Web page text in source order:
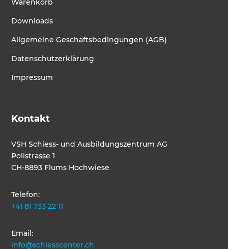
Warenkorb
Downloads
Allgemeine Geschäftsbedingungen (AGB)
Datenschutzerklärung
Impressum
Kontakt
VSH Schiess- und Ausbildungszentrum AG
Polistrasse 1
CH-8893 Flums Hochwiese
Telefon:
+41 81 733 22 11
Email:
info@schiesscenter.ch